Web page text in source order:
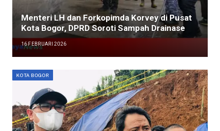
Menteri LH dan Forkopimda Korvey di Pusat
Kota Bogor, DPRD Soroti Sampah Drainase
16 FEBRUARI 2026
KOTA BOGOR